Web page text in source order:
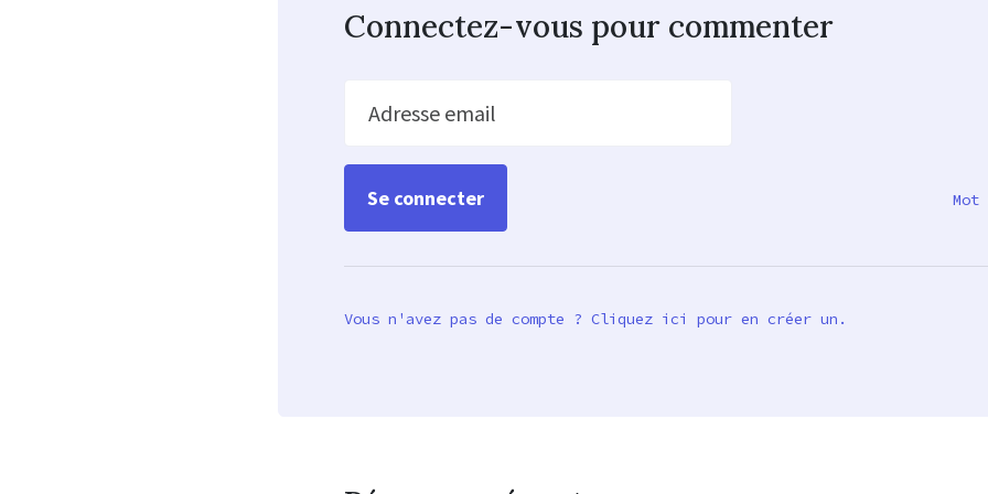
Connectez-vous pour commenter
Adresse email
Mot
Vous n'avez pas de compte ? Cliquez ici pour en créer un.